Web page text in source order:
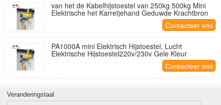
van het de Kabelhijstoestel van 250kg 500kg Mini
Elektrische het Karretjehand Geduwde Krachtbron
Contacteer ons
PA1000A mini Elektrisch Hijstoestel, Lucht
Elektrische Hijstoestel220v/230v Gele Kleur
Contacteer ons
Veranderingstaal